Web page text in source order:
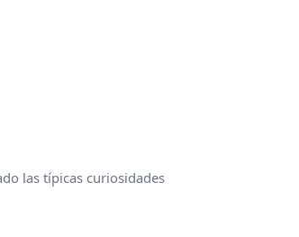
las típicas curiosidades